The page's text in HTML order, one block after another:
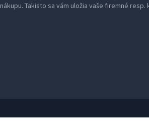
nákupu. Takisto sa vám uložia vaše firemné resp.